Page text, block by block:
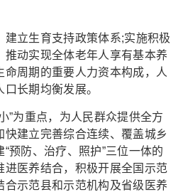
立生育支持政策体系;实施积极
推动实现全体老年人享有基本养
周期的重要人力资本构成，人
长期均衡发展。
为重点，为人民群众提供全方
建立完善综合连续、覆盖城乡
预防、治疗、照护”三位一体的
进医养结合，积极开展全国示范
示范县和示范机构及省级医养